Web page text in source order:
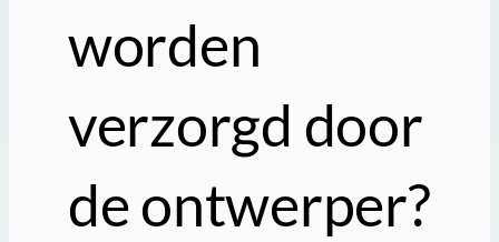
worden
verzorgd door
de ontwerper?